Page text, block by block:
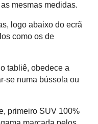
mesmas medidas.
logo abaixo do ecrã
como os de
tabliê, obedece a
se numa bússola ou
primeiro SUV 100%